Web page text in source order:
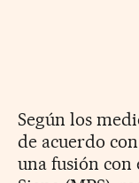
Según los
de acuerdo
una fusión con